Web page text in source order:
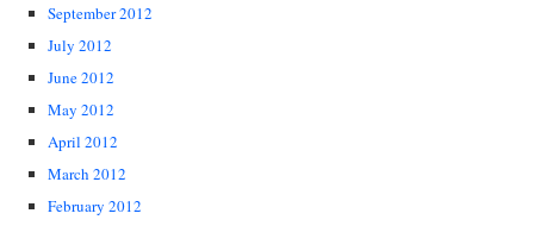
September 2012
July 2012
June 2012
May 2012
April 2012
March 2012
February 2012